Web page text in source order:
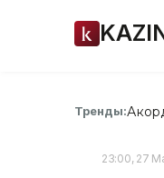
Тренды:
23:00, 27